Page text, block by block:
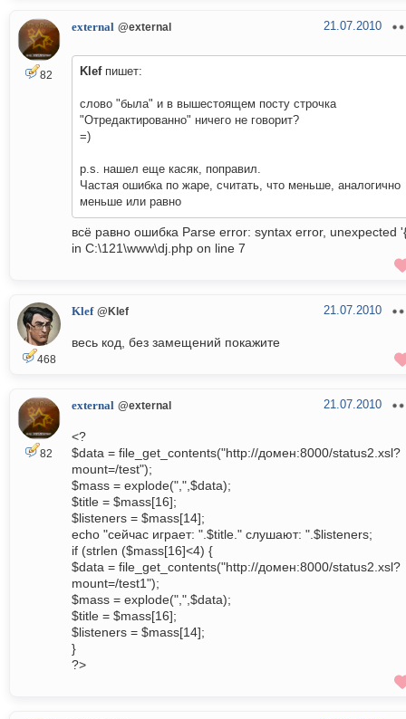
82
external @external 21.07.2010
Klefпишет:
слово "была" и в вышестоящем посту строчка
"Отредактированно" ничего не говорит?
=)
p.s. нашел еще касяк, поправил.
Частая ошибка по жаре, считать, что меньше, аналогично
меньше или равно
всё равно ошибка Parse error: syntax error, unexpected
in C:\121\www\dj.php on line 7
468
Klef @Klef 21.07.2010
весь код, без замещений покажите
82
external @external 21.07.2010
<?
$data = file_get_contents("http://домен:8000/status2.xsl?
mount=/test");
$mass = explode(",",$data);
$title = $mass[16];
$listeners = $mass[14];
echo "сейчас играет: ".$title." слушают: ".$listeners;
if (strlen ($mass[16]<4) {
$data = file_get_contents("http://домен:8000/status2.xsl?
mount=/test1");
$mass = explode(",",$data);
$title = $mass[16];
$listeners = $mass[14];
}
?>